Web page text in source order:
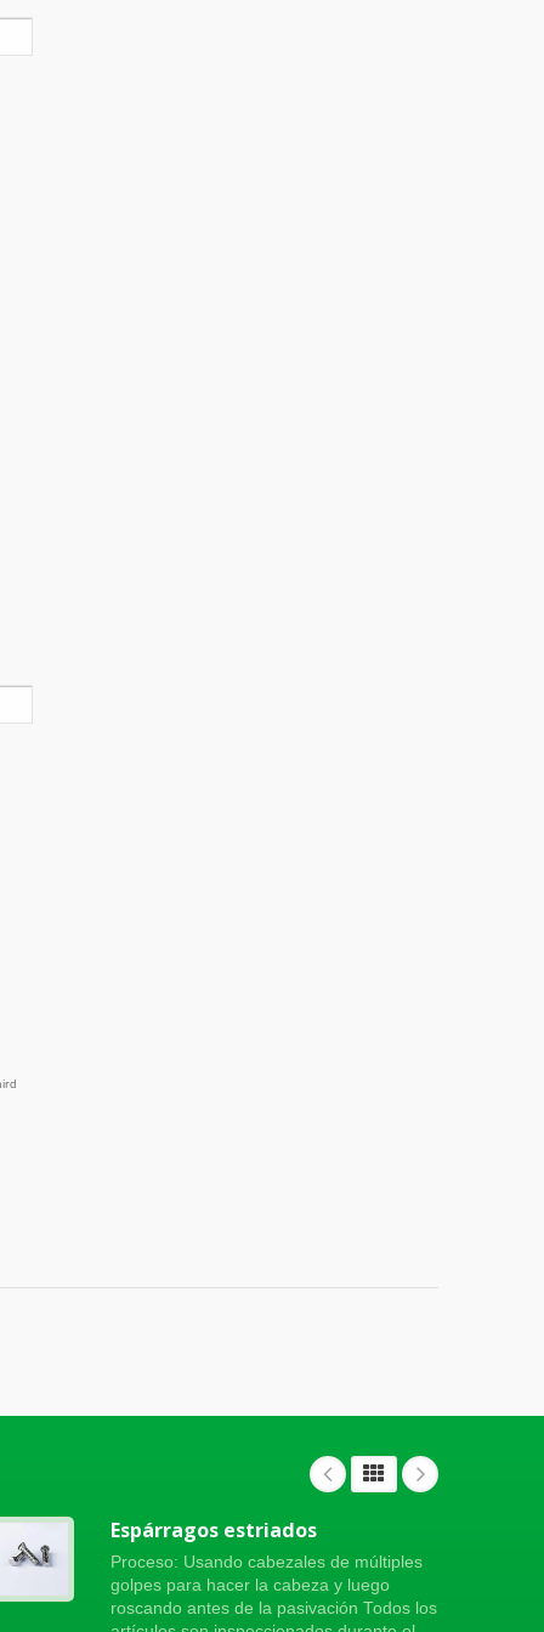
Espárragos estriados
Proceso: Usando cabezales de múltiples
golpes para hacer la cabeza y luego
roscando antes de la pasivación Todos los